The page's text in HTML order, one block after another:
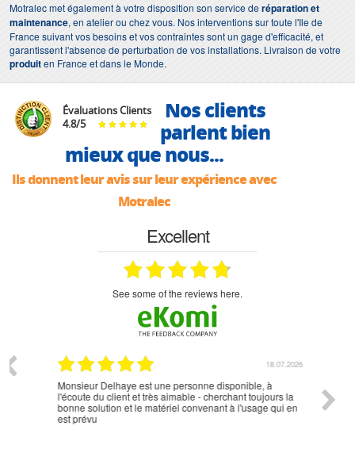
Motralec met également à votre disposition son service deréparation et
maintenance, en atelier ou chez vous. Nos interventions sur toute l'Ile de
France suivant vos besoins et vos contraintes sont un gage d'efficacité, et
garantissent l'absence de perturbation de vos installations. Livraison de votre
produiten France et dans le Monde.
Évaluations Clients
4.8/5
Nos clients
parlent bien
mieux que nous...
Ils donnent leur avis sur leur expérience avec
Motralec
Excellent
see some of the reviews here.
18.07.2026
Monsieur Delhaye est une personne disponible, à
l'écoute du client et très aimable - cherchant toujours la
bonne solution et le matériel convenant à l'usage qui en
est prévu